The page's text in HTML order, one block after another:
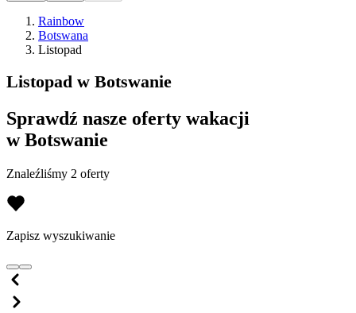
Rainbow
Botswana
Listopad
Listopad w Botswanie
Sprawdź nasze oferty wakacji
w Botswanie
Znaleźliśmy 2 oferty
Zapisz wyszukiwanie